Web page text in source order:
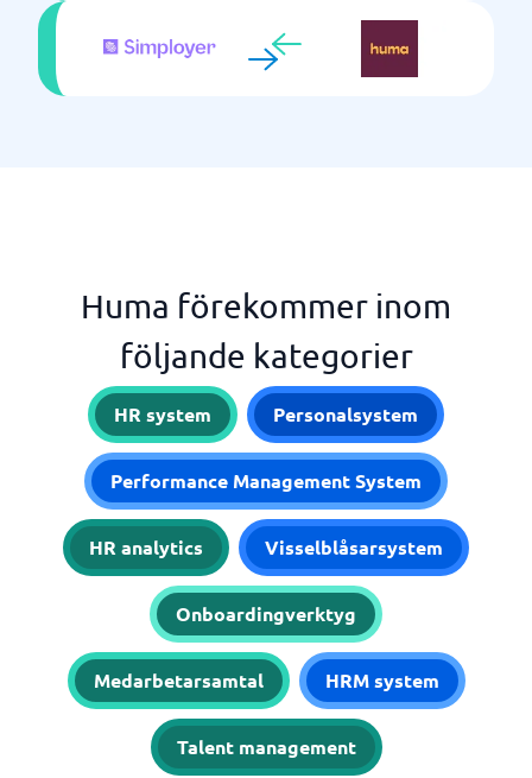
Huma förekommer inom
följande kategorier
HR system Personalsystem
Performance Management System
HR analytics Visselblåsarsystem
Onboardingverktyg
Medarbetarsamtal HRM system
Talent management